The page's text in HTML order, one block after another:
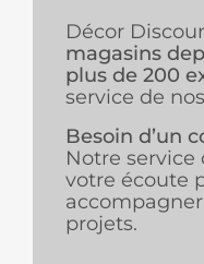
Décor
magasins
plus de 200
service de
Besoin d’un
Notre service
votre écoute
projets.